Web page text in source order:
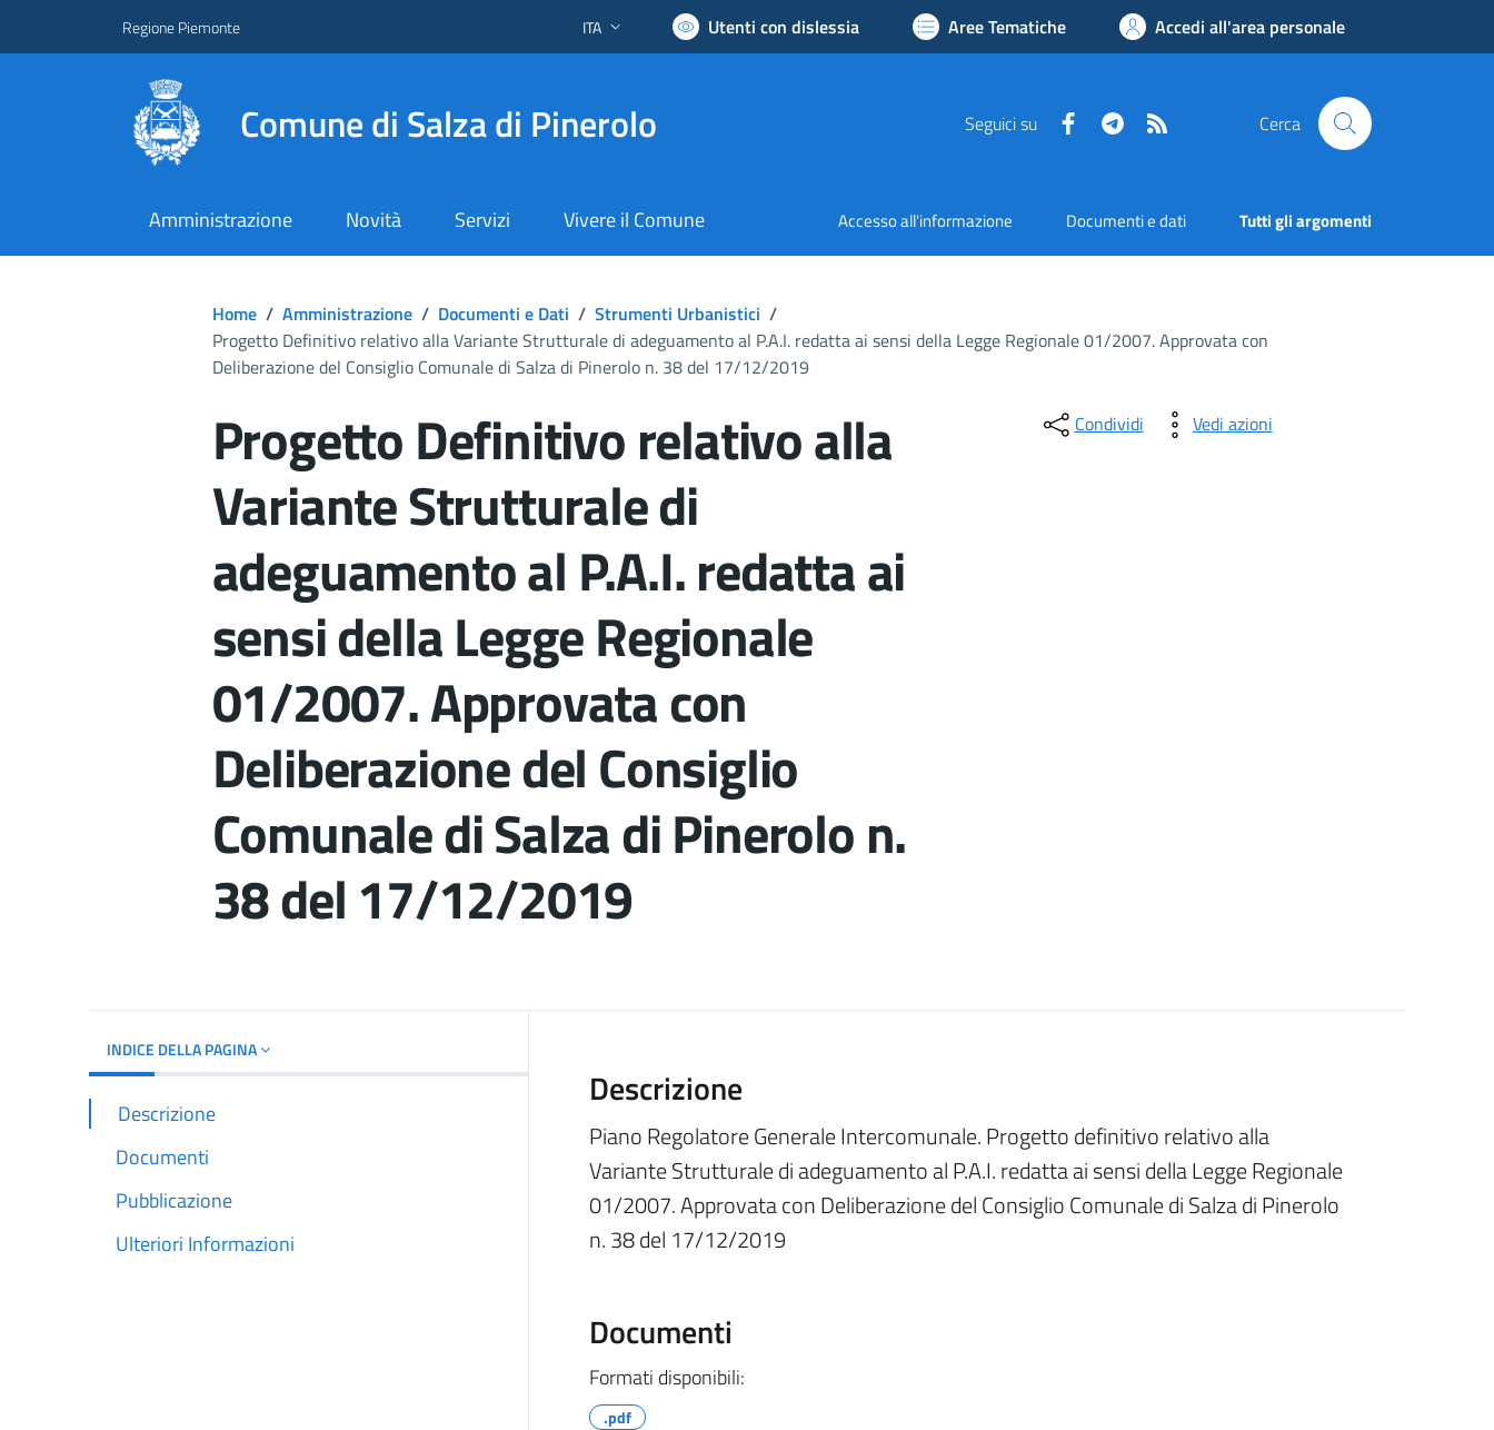
Regione Piemonte Lingua attiva:
ITA Utenti con dislessia Aree Tematiche Accedi all'area personale
Comune di Salza di Pinerolo Seguici su FacebookTelegram Cerca
Amministrazione Novità Servizi Vivere il Comune Accesso all'informazione Documenti e dati Tutti gli argomenti
Home / Amministrazione / Documenti e Dati / Strumenti Urbanistici /
Progetto Definitivo relativo alla Variante Strutturale di adeguamento al P.A.I. redatta ai sensi della Legge Regionale 01/2007. Approvata con
Deliberazione del Consiglio Comunale di Salza di Pinerolo n. 38 del 17/12/2019
Progetto Definitivo relativo alla
Variante Strutturale di
adeguamento al P.A.I. redatta ai
sensi della Legge Regionale
01/2007. Approvata con
Deliberazione del Consiglio
Comunale di Salza di Pinerolo n.
38 del 17/12/2019
Condividi Vedi azioni
INDICE DELLA PAGINA
Descrizione
Documenti
Pubblicazione
Ulteriori Informazioni
Descrizione
Piano Regolatore Generale Intercomunale. Progetto definitivo relativo alla
Variante Strutturale di adeguamento al P.A.I. redatta ai sensi della Legge Regionale
01/2007. Approvata con Deliberazione del Consiglio Comunale di Salza di Pinerolo
n. 38 del 17/12/2019
Documenti
Formati disponibili:
.pdf